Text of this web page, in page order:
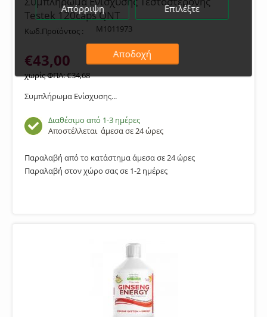
Testek 120caps QNT
Κωδ.Προϊόντος : M1011973
€43,00
χωρίς ΦΠΑ:€34,68
Συμπλήρωμα Ενίσχυσης...
Διαθέσιμο από 1-3 ημέρες
Αποστέλλεται άμεσα σε 24 ώρες
Παραλαβή από το κατάστημα άμεσα σε 24 ώρες
Παραλαβή στον χώρο σας σε 1-2 ημέρες
Απόρριψη Επιλέξτε
Αποδοχή